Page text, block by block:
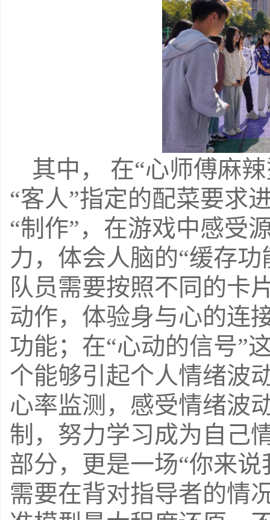
其中， 在“心师傅麻
“客人”指定的配菜要求
“制作”，在游戏中感受
力，体会人脑的“缓存
队员需要按照不同的卡
动作，体验身与心的连
功能；在“心动的信号”
个能够引起个人情绪波
心率监测，感受情绪波
制，努力学习成为自己
部分，更是一场“你来
需要在背对指导者的情